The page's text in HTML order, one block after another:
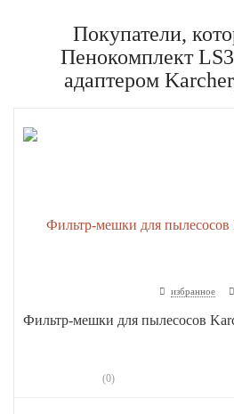
Покупатели,
Пенокомплект
адаптером
избранное
Фильтр-мешки для пылесосов
(0)